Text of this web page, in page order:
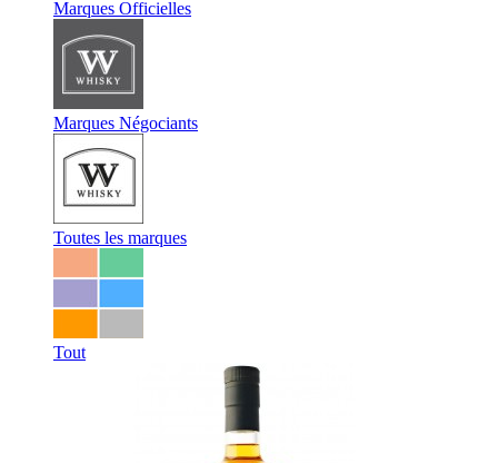
Marques Officielles
Marques Négociants
Toutes les marques
Tout